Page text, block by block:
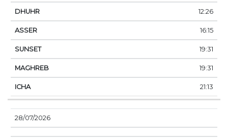
12:26
16:15
19:31
19:31
21:13
28/07/2026